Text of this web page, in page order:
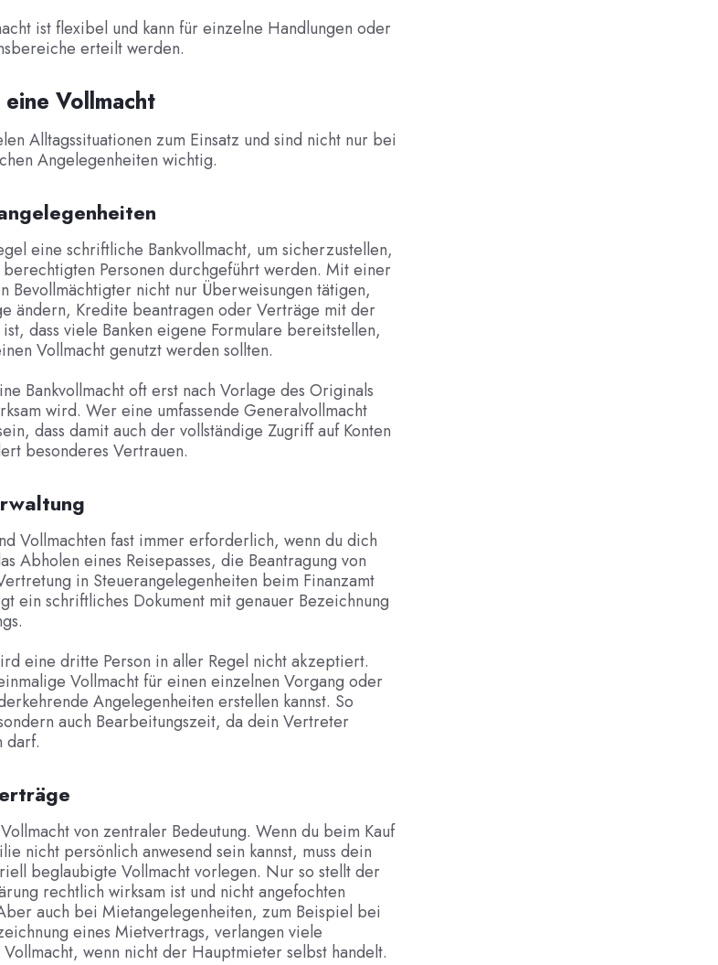
ist flexibel und kann für einzelne Handlungen oder
erteilt werden.
Vollmacht
Alltagssituationen zum Einsatz und sind nicht nur bei
Angelegenheiten wichtig.
eine schriftliche Bankvollmacht, um sicherzustellen,
berechtigten Personen durchgeführt werden. Mit einer
Bevollmächtigter nicht nur Überweisungen tätigen,
ändern, Kredite beantragen oder Verträge mit der
dass viele Banken eigene Formulare bereitstellen,
Vollmacht genutzt werden sollten.
Bankvollmacht oft erst nach Vorlage des Originals
wird. Wer eine umfassende Generalvollmacht
dass damit auch der vollständige Zugriff auf Konten
besonderes Vertrauen.
Vollmachten fast immer erforderlich, wenn du dich
Abholen eines Reisepasses, die Beantragung von
in Steuerangelegenheiten beim Finanzamt
ein schriftliches Dokument mit genauer Bezeichnung
eine dritte Person in aller Regel nicht akzeptiert.
Vollmacht für einen einzelnen Vorgang oder
Angelegenheiten erstellen kannst. So
auch Bearbeitungszeit, da dein Vertreter
darf.
von zentraler Bedeutung. Wenn du beim Kauf
nicht persönlich anwesend sein kannst, muss dein
beglaubigte Vollmacht vorlegen. Nur so stellt der
rechtlich wirksam ist und nicht angefochten
auch bei Mietangelegenheiten, zum Beispiel bei
eines Mietvertrags, verlangen viele
wenn nicht der Hauptmieter selbst handelt.